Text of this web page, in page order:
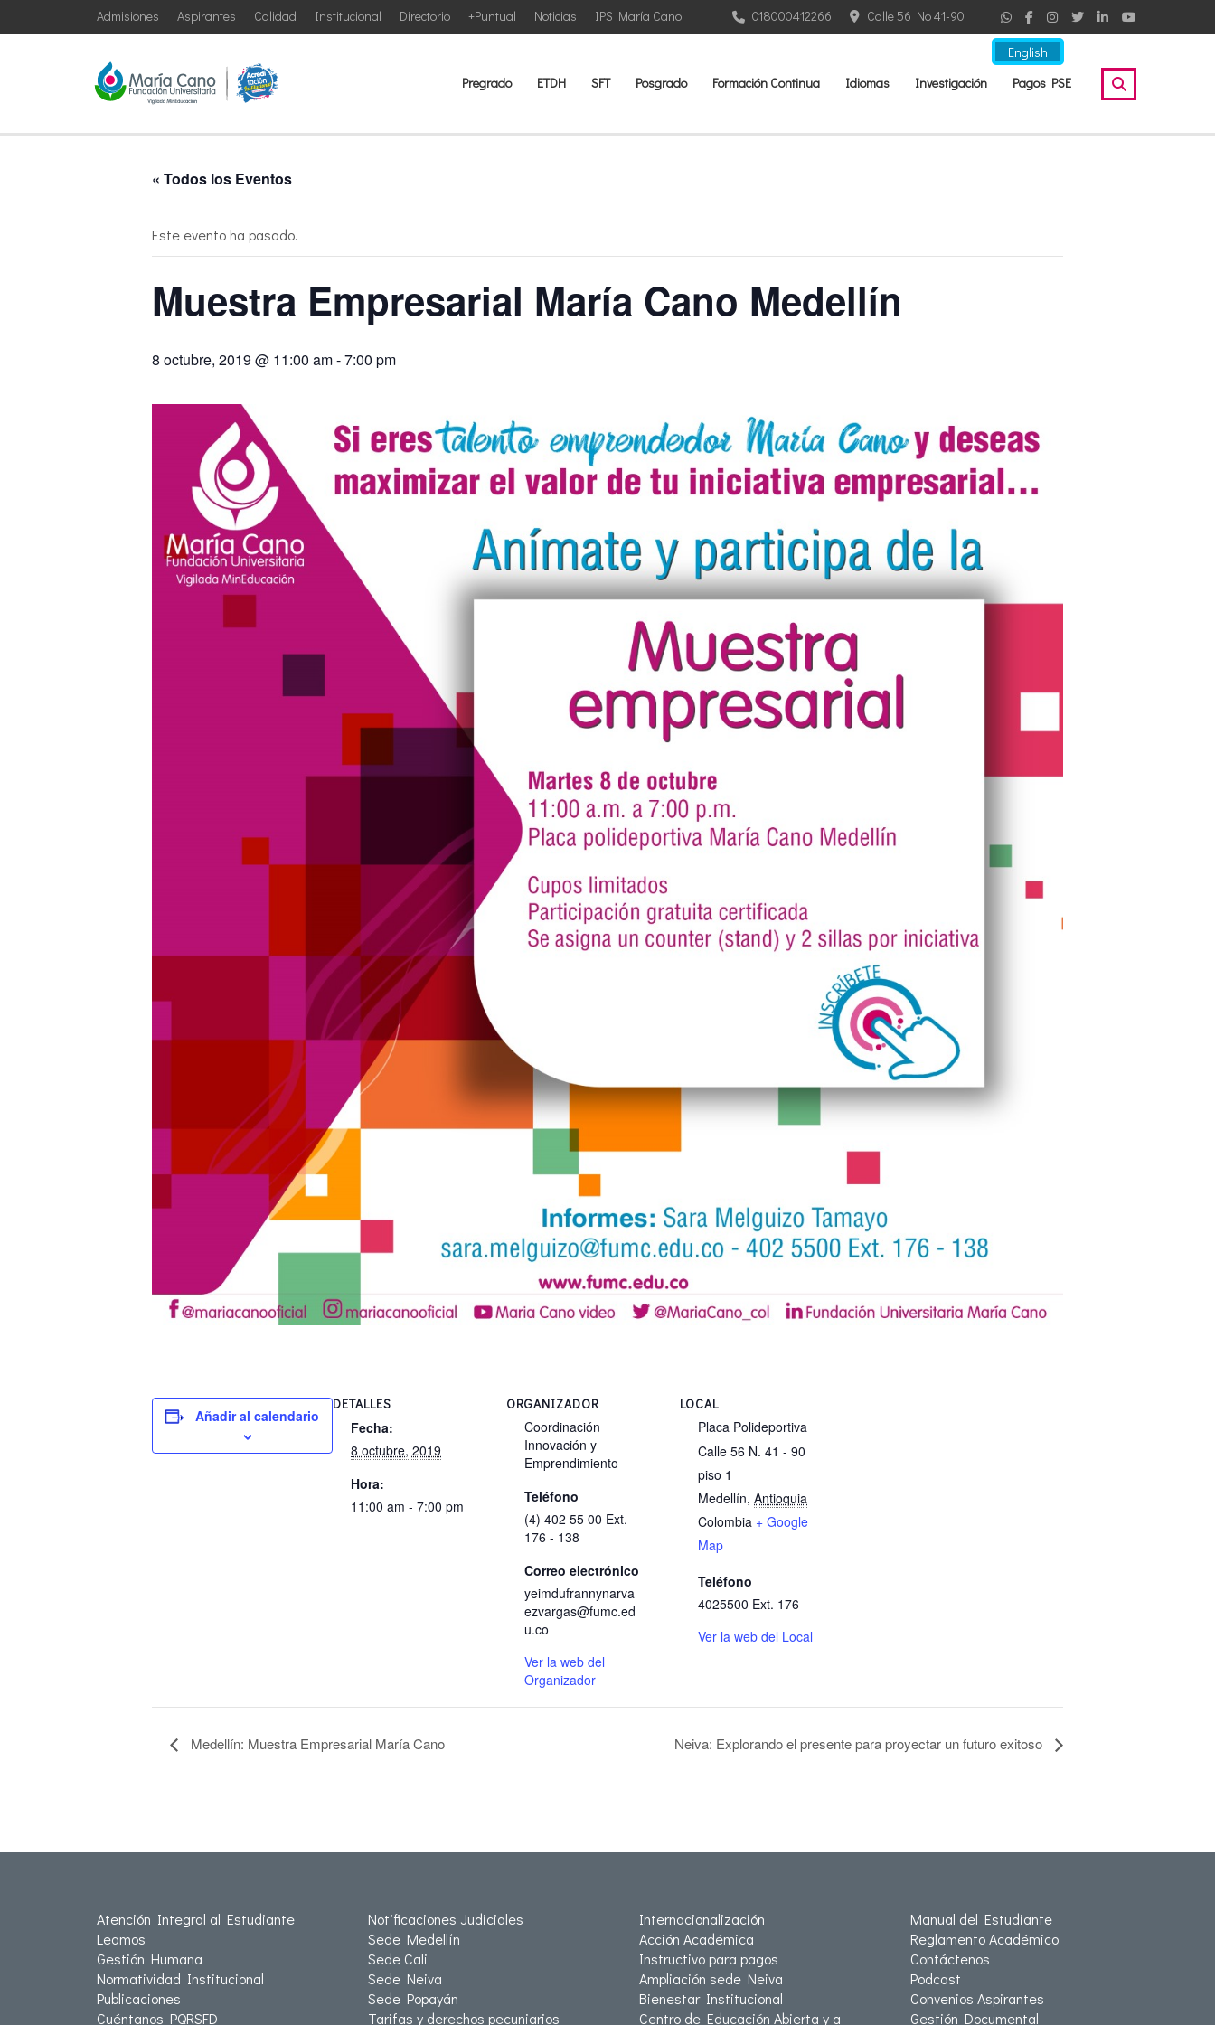
English
IPS María Cano
Noticias
+Puntual
Directorio
Institucional
Calidad
Aspirantes
Admisiones Calle 56 No 41-90
018000412266
Pregrado ETDH SFT Posgrado Formación Continua Idiomas Investigación Pagos PSE
« Todos los Eventos
Este evento ha pasado.
Muestra Empresarial María Cano Medellín
8 octubre, 2019 @ 11:00 am-7:00 pm
Añadir al calendario
DETALLES
Fecha:
8 octubre, 2019
Hora:
11:00 am - 7:00 pm
ORGANIZADOR
Coordinación
Innovación y
Emprendimiento
Teléfono
(4) 402 55 00 Ext.
176 - 138
Correo electrónico
yeimdufrannynarva
ezvargas@fumc.ed
u.co
Ver la web del
Organizador
LOCAL
Placa Polideportiva
Calle 56 N. 41 - 90
piso 1
Medellín, Antioquia
Colombia + Google
Map
Teléfono
4025500 Ext. 176
Ver la web del Local
Medellín: Muestra Empresarial María Cano Neiva: Explorando el presente para proyectar un futuro exitoso
Atención Integral al Estudiante
Leamos
Gestión Humana
Normatividad Institucional
Publicaciones
Cuéntanos PQRSFD
Notificaciones Judiciales
Sede Medellín
Sede Cali
Sede Neiva
Sede Popayán
Tarifas y derechos pecuniarios
Internacionalización
Acción Académica
Instructivo para pagos
Ampliación sede Neiva
Bienestar Institucional
Centro de Educación Abierta y a
Manual del Estudiante
Reglamento Académico
Contáctenos
Podcast
Convenios Aspirantes
Gestión Documental